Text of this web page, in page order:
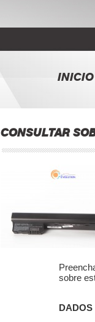
INICIO
CONSULTAR
sobre
DADOS